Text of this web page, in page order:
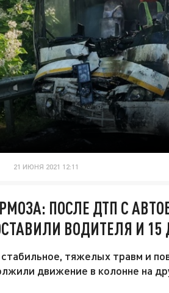
21 ИЮНЯ 2021 12:11
ПОСЛЕ ДТП С
ВОДИТЕЛЯ И 15
стабильное, тяжелых травм и
движение в колонне на